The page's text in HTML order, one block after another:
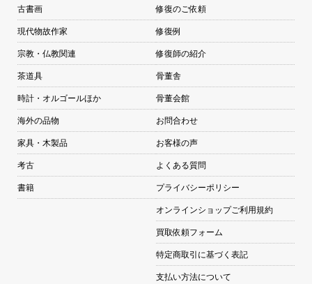
古書画
現代物故作家
宗教・仏教関連
茶道具
時計・オルゴールほか
海外の品物
家具・木製品
考古
書籍
修復のご依頼
修復例
修復師の紹介
骨董舎
骨董会館
お問合わせ
お客様の声
よくある質問
プライバシーポリシー
オンラインショップご利用規約
買取依頼フォーム
特定商取引に基づく表記
支払い方法について